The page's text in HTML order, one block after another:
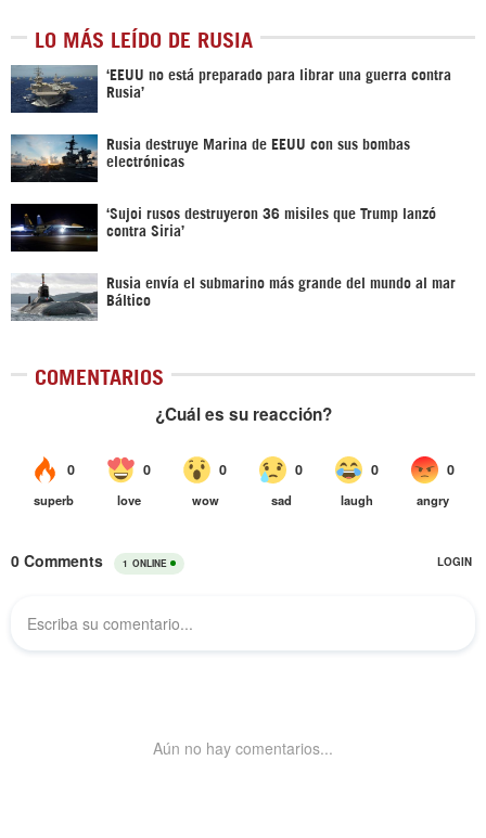
LO MÁS LEÍDO DE RUSIA
‘EEUU no está preparado para librar una guerra contra
Rusia’
Rusia destruye Marina de EEUU con sus bombas
electrónicas
‘Sujoi rusos destruyeron 36 misiles que Trump lanzó
contra Siria’
Rusia envía el submarino más grande del mundo al mar
Báltico
COMENTARIOS